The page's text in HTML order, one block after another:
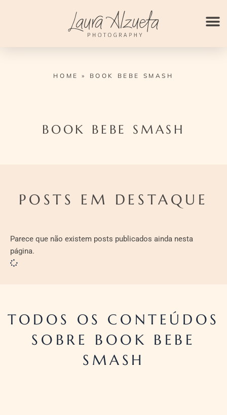
HOME » BOOK BEBE SMASH
BOOK BEBE SMASH
POSTS EM DESTAQUE
Parece que não existem posts publicados ainda nesta
página.
TODOS OS CONTEÚDOS
SOBRE BOOK BEBE
SMASH